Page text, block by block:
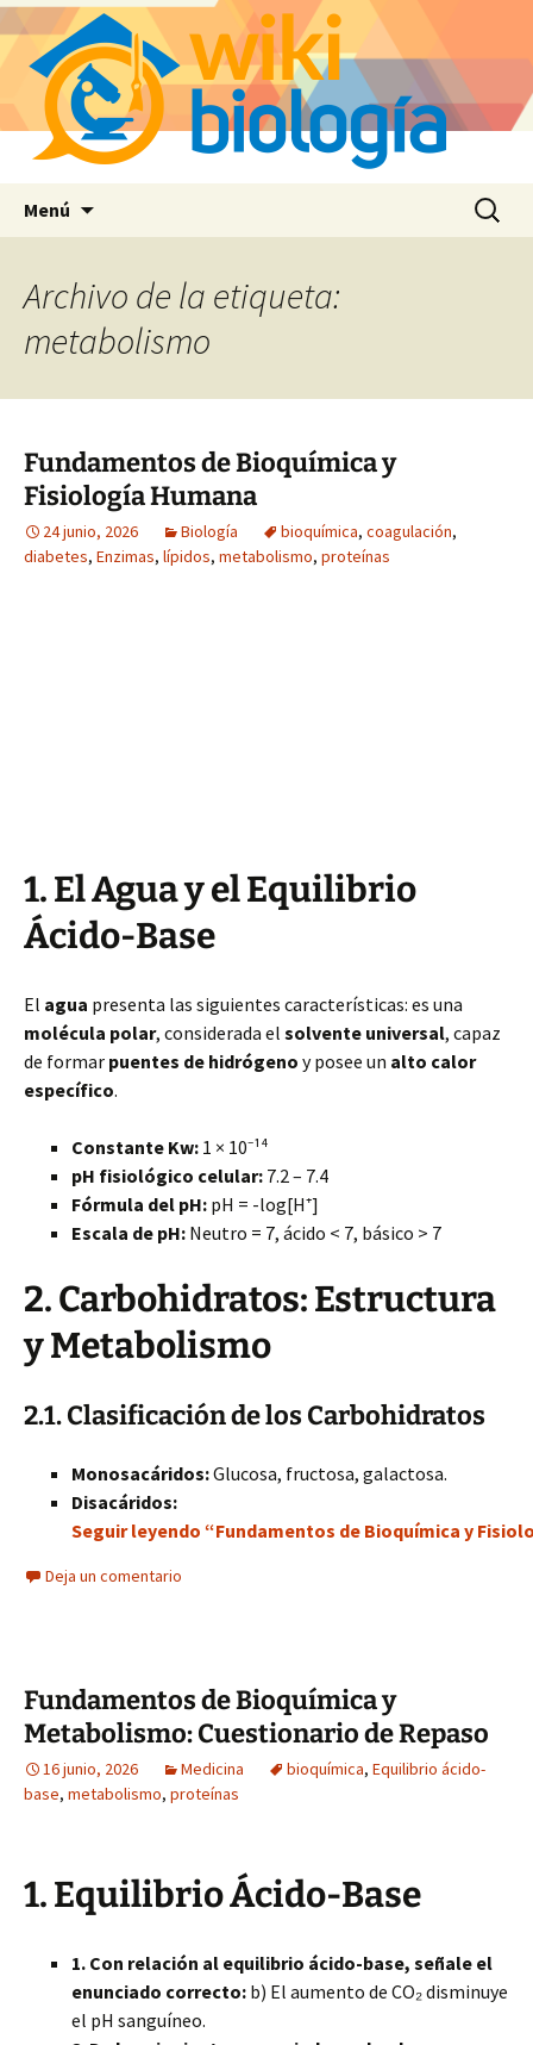
Menú Buscar:
Archivo de la etiqueta:
metabolismo
Fundamentos de Bioquímica y
Fisiología Humana
24 junio, 2026 Biología bioquímica, coagulación,
diabetes, Enzimas, lípidos, metabolismo, proteínas
1. El Agua y el Equilibrio
Ácido-Base
El agua presenta las siguientes características: es una
molécula polar, considerada el solvente universal, capaz
de formar puentes de hidrógeno y posee un alto calor
específico.
Constante Kw: 1 × 10⁻¹⁴
pH fisiológico celular: 7.2 – 7.4
Fórmula del pH: pH = -log[H⁺]
Escala de pH: Neutro = 7, ácido < 7, básico > 7
2. Carbohidratos: Estructura
y Metabolismo
2.1. Clasificación de los Carbohidratos
Monosacáridos:Glucosa, fructosa, galactosa.
Disacáridos:
Seguir leyendo “Fundamentos de Bioquímica y
Deja un comentario
Fundamentos de Bioquímica y
Metabolismo: Cuestionario de Repaso
16 junio, 2026 Medicina bioquímica, Equilibrio ácido-
base, metabolismo, proteínas
1. Equilibrio Ácido-Base
1. Con relación al equilibrio ácido-base, señale el
enunciado correcto: b) El aumento de CO₂ disminuye
el pH sanguíneo.